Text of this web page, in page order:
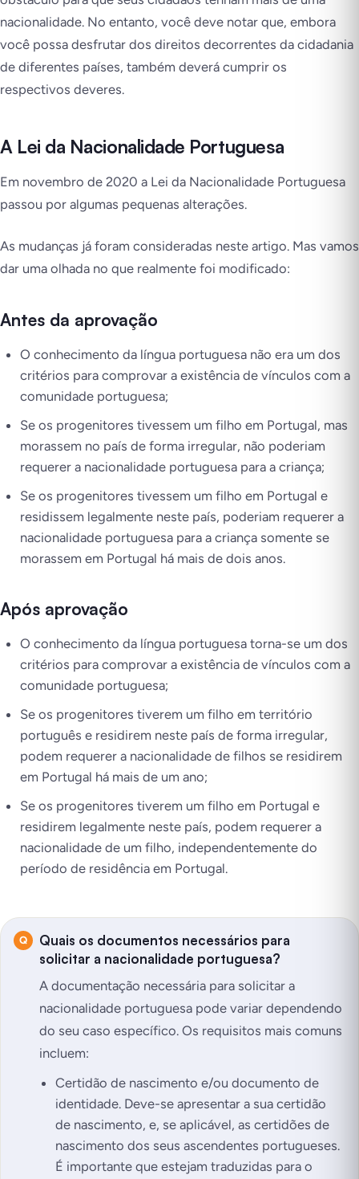
nacionalidade. No entanto, você deve notar que, embora
você possa desfrutar dos direitos decorrentes da cidadania
de diferentes países, também deverá cumprir os
respectivos deveres.
A Lei da Nacionalidade Portuguesa
Em novembro de 2020 a Lei da Nacionalidade Portuguesa
passou por algumas pequenas alterações.
As mudanças já foram consideradas neste artigo. Mas vamos
dar uma olhada no que realmente foi modificado:
Antes da aprovação
O conhecimento da língua portuguesa não era um dos
critérios para comprovar a existência de vínculos com a
comunidade portuguesa;
Se os progenitores tivessem um filho em Portugal, mas
morassem no país de forma irregular, não poderiam
requerer a nacionalidade portuguesa para a criança;
Se os progenitores tivessem um filho em Portugal e
residissem legalmente neste país, poderiam requerer a
nacionalidade portuguesa para a criança somente se
morassem em Portugal há mais de dois anos.
Após aprovação
O conhecimento da língua portuguesa torna-se um dos
critérios para comprovar a existência de vínculos com a
comunidade portuguesa;
Se os progenitores tiverem um filho em território
português e residirem neste país de forma irregular,
podem requerer a nacionalidade de filhos se residirem
em Portugal há mais de um ano;
Se os progenitores tiverem um filho em Portugal e
residirem legalmente neste país, podem requerer a
nacionalidade de um filho, independentemente do
período de residência em Portugal.
Quais os documentos necessários para
solicitar a nacionalidade portuguesa?
A documentação necessária para solicitar a
nacionalidade portuguesa pode variar dependendo
do seu caso específico. Os requisitos mais comuns
incluem:
Certidão de nascimento e/ou documento de
identidade. Deve-se apresentar a sua certidão
de nascimento, e, se aplicável, as certidões de
nascimento dos seus ascendentes portugueses.
É importante que estejam traduzidas para o